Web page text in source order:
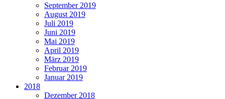
September 2019
August 2019
Juli 2019
Juni 2019
Mai 2019
April 2019
März 2019
Februar 2019
Januar 2019
2018
Dezember 2018